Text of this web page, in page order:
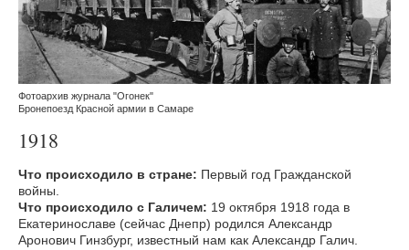
Фотоархив журнала "Огонек"
Бронепоезд Красной армии в Самаре
1918
Что происходило в стране: Первый год Гражданской
войны.
Что происходило с Галичем: 19 октября 1918 года в
Екатеринославе (сейчас Днепр) родился Александр
Аронович Гинзбург, известный нам как Александр Галич.